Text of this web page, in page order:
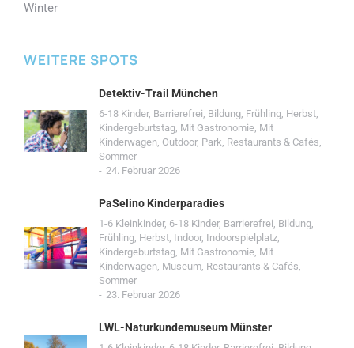
Winter
WEITERE SPOTS
Detektiv-Trail München
6-18 Kinder, Barrierefrei, Bildung, Frühling, Herbst,
Kindergeburtstag, Mit Gastronomie, Mit
Kinderwagen, Outdoor, Park, Restaurants & Cafés,
Sommer
24. Februar 2026
PaSelino Kinderparadies
1-6 Kleinkinder, 6-18 Kinder, Barrierefrei, Bildung,
Frühling, Herbst, Indoor, Indoorspielplatz,
Kindergeburtstag, Mit Gastronomie, Mit
Kinderwagen, Museum, Restaurants & Cafés,
Sommer
23. Februar 2026
LWL-Naturkundemuseum Münster